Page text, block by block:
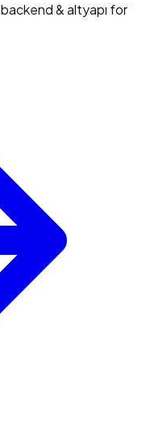
backend & altyapı for